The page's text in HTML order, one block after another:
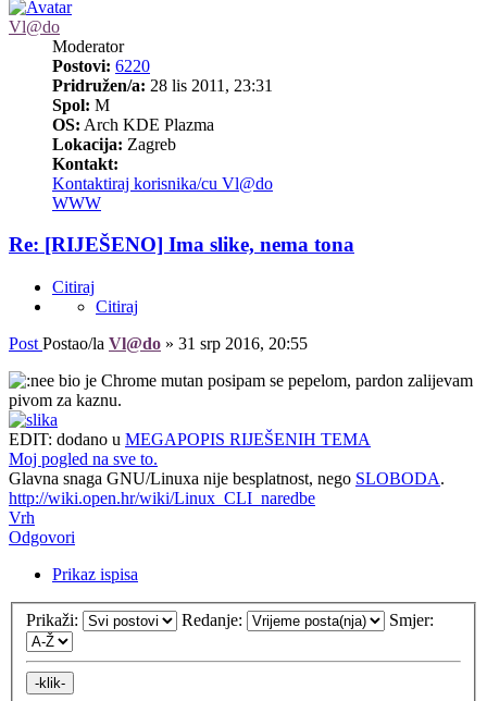
Vl@do
Moderator
Postovi: 6220
Pridružen/a: 28 lis 2011, 23:31
Spol: M
OS: Arch KDE Plazma
Lokacija: Zagreb
Kontakt:
Kontaktiraj korisnika/cu Vl@do
WWW
Re: [RIJEŠENO] Ima slike, nema tona
Citiraj
Citiraj
Post Postao/la Vl@do » 31 srp 2016, 20:55
bio je Chrome mutan posipam se pepelom, pardon zalijevam
pivom za kaznu.
EDIT: dodano u MEGAPOPIS RIJEŠENIH TEMA
Moj pogled na sve to.
Glavna snaga GNU/Linuxa nije besplatnost, nego SLOBODA.
http://wiki.open.hr/wiki/Linux_CLI_naredbe
Vrh
Odgovori
Prikaz ispisa
Prikaži: Redanje: Smjer: